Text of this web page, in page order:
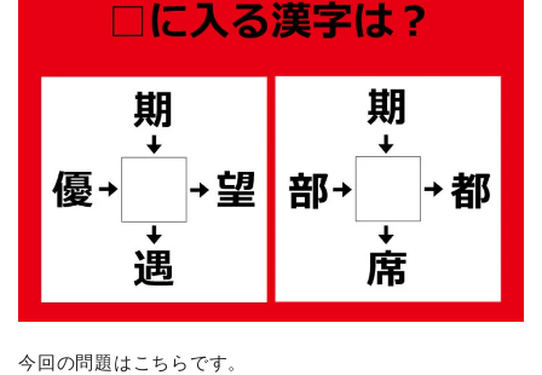
今回の問題はこちらです。